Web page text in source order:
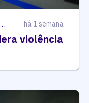
PÚBLICA há 1 semana
violência